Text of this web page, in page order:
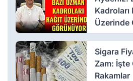
Kadroları
Üzerinde
Sigara
Zam: İşte
Rakamlar